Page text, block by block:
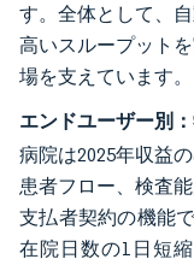
す。全体として、
高いスループット
場を支えています。
エンドユーザー別
病院は2025年収益
患者フロー、検査
支払者契約の機能
在院日数の1日短